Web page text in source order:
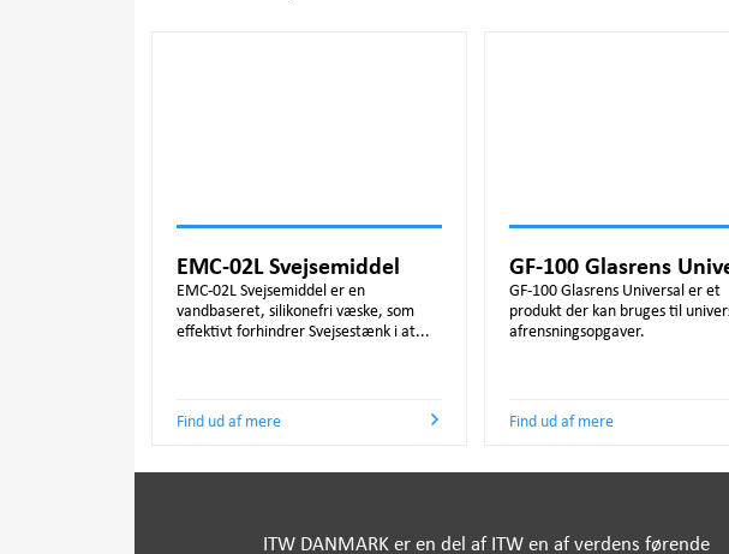
EMC-02L Svejsemiddel
EMC-02L Svejsemiddel er en
vandbaseret, silikonefri væske, som
effektivt forhindrer Svejsestænk i at...
Find ud af mere
GF-100 Glasrens
GF-100 Glasrens Universal er et
produkt der kan bruges til
afrensningsopgaver.
Find ud af mere
ITW DANMARK er en del af ITW en af ​​verdens førende